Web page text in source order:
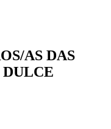
AS DAS